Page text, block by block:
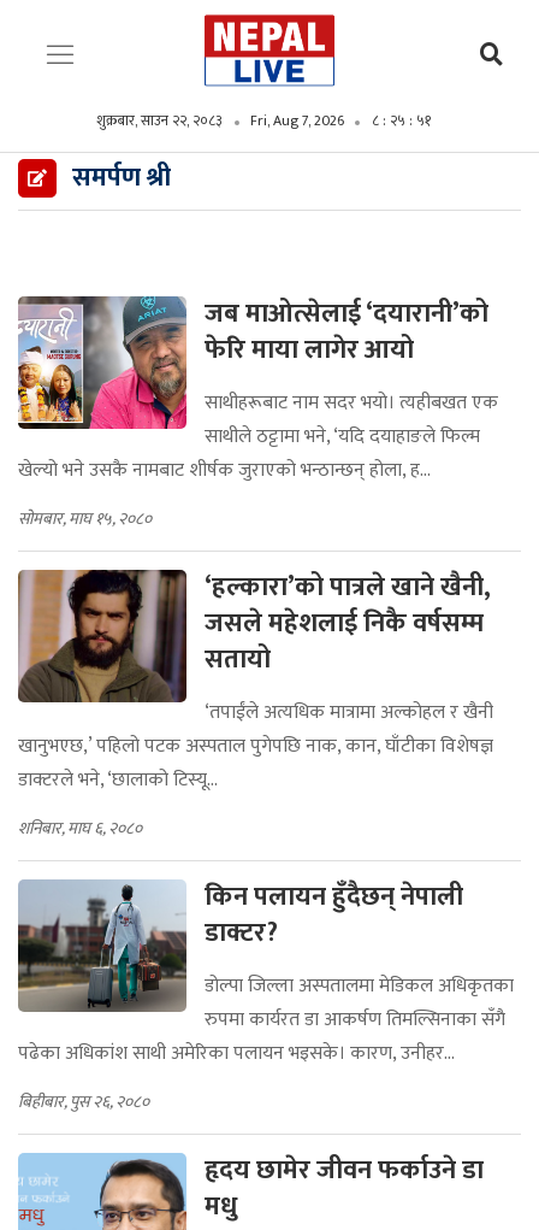
शुक्रबार, साउन २२, २०८३ Fri, Aug 7, 2026 ८ : २५ : ५२
समर्पण श्री
जब माओत्सेलाई ‘दयारानी’को
फेरि माया लागेर आयो
साथीहरूबाट नाम सदर भयो। त्यहीबखत एक
साथीले ठट्टामा भने, ‘यदि दयाहाङले फिल्म
खेल्यो भने उसकै नामबाट शीर्षक जुराएको भन्ठान्छन् होला, ह...
सोमबार, माघ १५, २०८०
‘हल्‍कारा’को पात्रले खाने खैनी,
जसले महेशलाई निकै वर्षसम्म
सतायो
‘तपाईंले अत्यधिक मात्रामा अल्कोहल र खैनी
खानुभएछ,’ पहिलो पटक अस्पताल पुगेपछि नाक, कान, घाँटीका विशेषज्ञ
डाक्टरले भने, ‘छालाको टिस्यू...
शनिबार, माघ ६, २०८०
किन पलायन हुँदैछन् नेपाली
डाक्टर?
डोल्पा जिल्ला अस्पतालमा मेडिकल अधिकृतका
रुपमा कार्यरत डा आकर्षण तिमल्सिनाका सँगै
पढेका अधिकांश साथी अमेरिका पलायन भइसके। कारण, उनीहर...
बिहीबार, पुस २६, २०८०
हृदय छामेर जीवन फर्काउने डा
मधु